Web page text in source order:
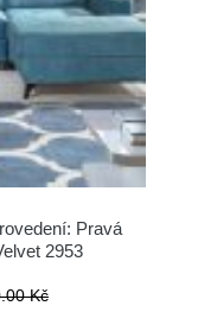
Pravá
2953
Kč